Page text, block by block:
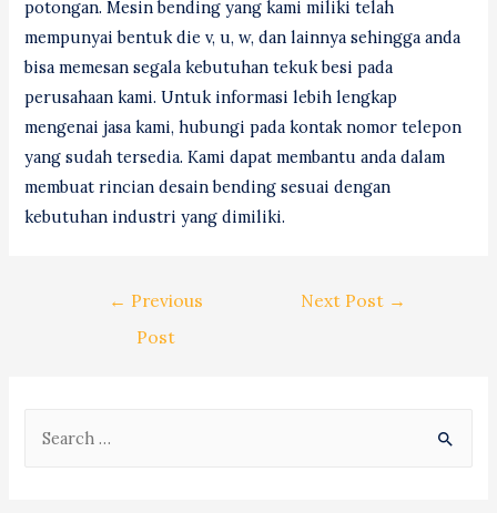
potongan. Mesin bending yang kami miliki telah
mempunyai bentuk die v, u, w, dan lainnya sehingga anda
bisa memesan segala kebutuhan tekuk besi pada
perusahaan kami. Untuk informasi lebih lengkap
mengenai jasa kami, hubungi pada kontak nomor telepon
yang sudah tersedia. Kami dapat membantu anda dalam
membuat rincian desain bending sesuai dengan
kebutuhan industri yang dimiliki.
← Previous
Post
Next Post →